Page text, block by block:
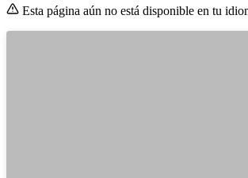
Esta página aún no está disponible en tu